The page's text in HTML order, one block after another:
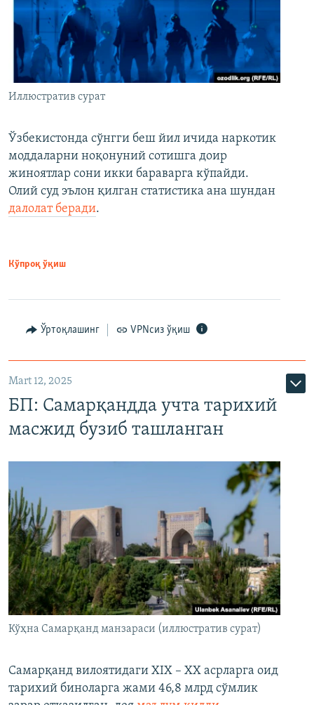
Иллюстратив сурат
Ўзбекистонда сўнгги беш йил ичида наркотик
моддаларни ноқонуний сотишга доир
жиноятлар сони икки бараварга кўпайди.
Олий суд эълон қилган статистика ана шундан
далолат беради.
Кўпроқ ўқиш
Ўртоқлашинг VPNсиз ўқиш
Mart 12, 2025
БП: Самарқандда учта тарихий
масжид бузиб ташланган
Кўҳна Самарқанд манзараси (иллюстратив сурат)
Самарқанд вилоятидаги XIX – XX асрларга оид
тарихий биноларга жами 46,8 млрд сўмлик